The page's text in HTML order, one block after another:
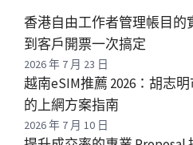
香港自由工作者管理帳目的
到客戶開票一次搞定
2026 年 7 月 23 日
越南eSIM推薦 2026：胡志
的上網方案指南
2026 年 7 月 10 日